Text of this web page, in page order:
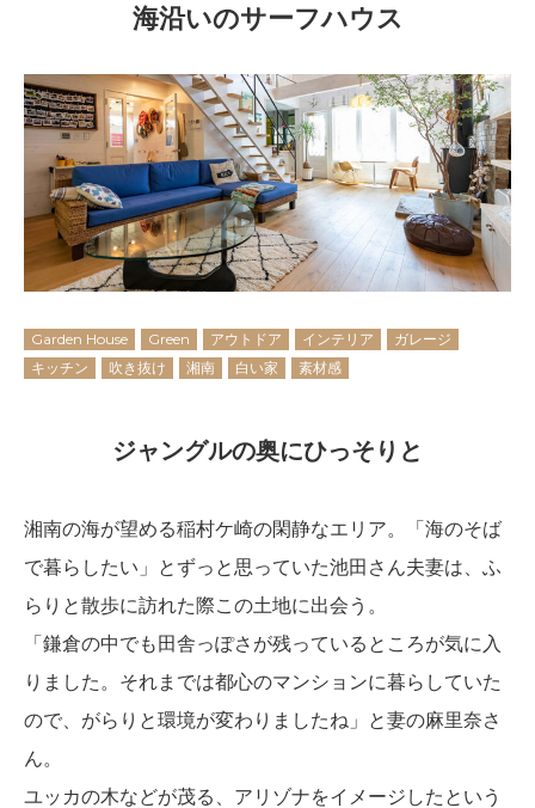
海沿いのサーフハウス
Garden House Green アウトドア インテリア
ガレージ
キッチン
吹き抜け 湘南 白い家 素材感
ジャングルの奥にひっそりと
湘南の海が望める稲村ケ崎の閑静なエリア。「海のそば
で暮らしたい」とずっと思っていた池田さん夫妻は、ふ
らりと散歩に訪れた際この土地に出会う。
「鎌倉の中でも田舎っぽさが残っているところが気に入
りました。それまでは都心のマンションに暮らしていた
ので、がらりと環境が変わりましたね」と妻の麻里奈さ
ん。
ユッカの木などが茂る、アリゾナをイメージしたという